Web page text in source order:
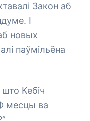
Закон аб
І
новых
паўмільёна
Кебіч
месцы ва